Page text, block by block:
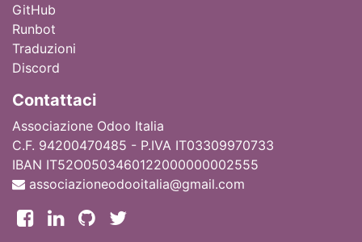
GitHub
Runbot
Traduzioni
Discord
Contattaci
Associazione Odoo Italia
C.F. 94200470485 - P.IVA IT03309970733
IBAN IT52O0503460122000000002555
associazioneodooitalia@gmail.com